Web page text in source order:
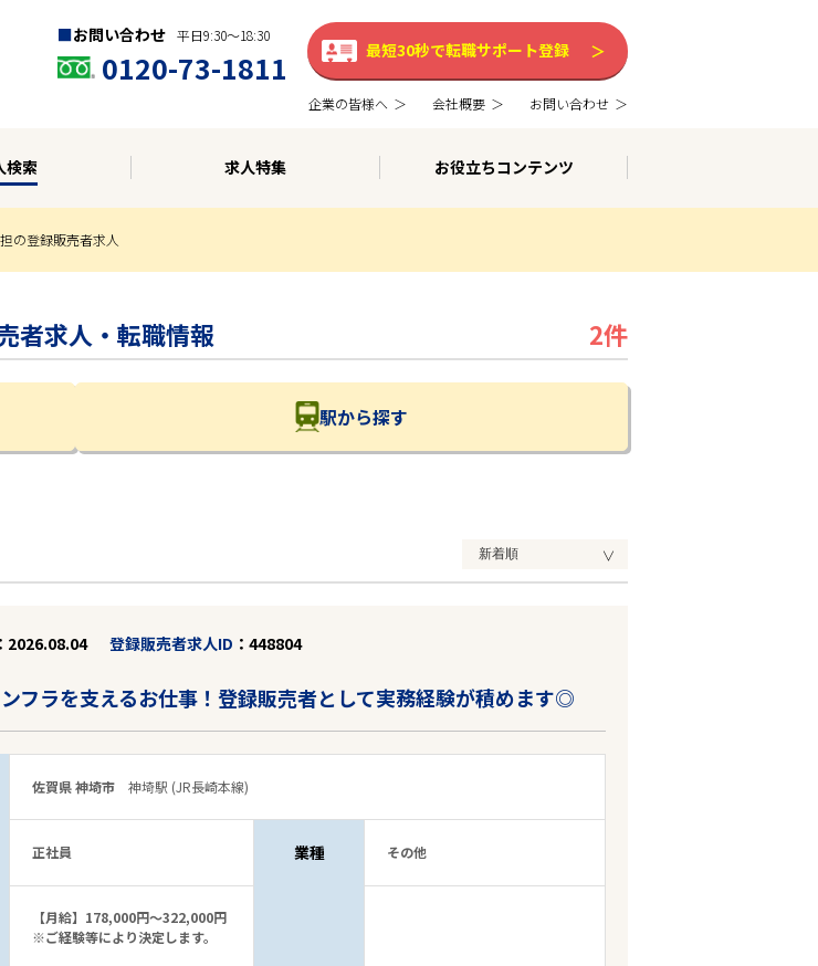
お問い合わせ 平日9:30〜18:30
0120-73-1811 最短30秒で転職サポート登録
企業の皆様へ 会社概要 お問い合わせ
検索 求人特集 お役立ちコンテンツ
の登録販売者求人
者求人・転職情報 2件
駅から探す
2026.08.04 登録販売者求人ID 448804
フラを支えるお仕事！登録販売者として実務経験が積めます◎
佐賀県 神埼市 神埼駅 (JR長崎本線)
正社員 業種 その他
【月給】178,000円～322,000円
※ご経験等により決定します。